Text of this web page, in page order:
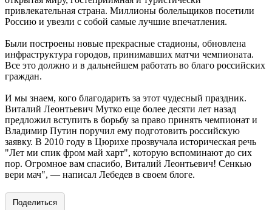
привлекательная страна. Миллионы болельщиков посетили
Россию и увезли с собой самые лучшие впечатления.
Были построены новые прекрасные стадионы, обновлена
инфраструктура городов, принимавших матчи чемпионата.
Все это должно и в дальнейшем работать во благо российских
граждан.
И мы знаем, кого благодарить за этот чудесный праздник.
Виталий Леонтьевич Мутко еще более десяти лет назад
предложил вступить в борьбу за право принять чемпионат и
Владимир Путин поручил ему подготовить российскую
заявку. В 2010 году в Цюрихе прозвучала историческая речь
"Лет ми спик фром май харт", которую вспоминают до сих
пор. Огромное вам спасибо, Виталий Леонтьевич! Сенкью
вери мач", — написал Лебедев в своем блоге.
Поделиться